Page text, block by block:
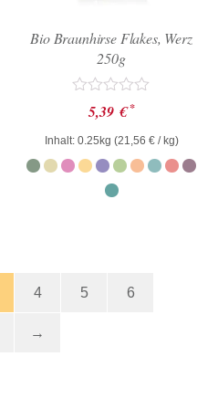
Bio Braunhirse Flakes, Werz
250g
Bewertet
mit
0
von
5
5,39 € *
Inhalt: 0.25kg (21,56 €/ kg)
4 5 6
→